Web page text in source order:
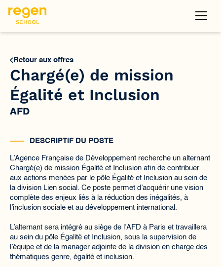
Retour aux offres
Chargé(e) de mission
Égalité et Inclusion
AFD
DESCRIPTIF DU POSTE
L’Agence Française de Développement recherche un alternant
Chargé(e) de mission Égalité et Inclusion afin de contribuer
aux actions menées par le pôle Égalité et Inclusion au sein de
la division Lien social. Ce poste permet d’acquérir une vision
complète des enjeux liés à la réduction des inégalités, à
l’inclusion sociale et au développement international.
L’alternant sera intégré au siège de l’AFD à Paris et travaillera
au sein du pôle Égalité et Inclusion, sous la supervision de
l’équipe et de la manager adjointe de la division en charge des
thématiques genre, égalité et inclusion.